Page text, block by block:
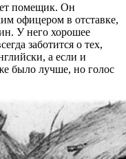
помещик. Он
офицером в отставке,
У него хорошее
заботится о тех,
а если и
было лучше, но голос